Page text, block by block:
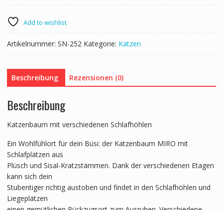
blau
Menge
Add to wishlist
Artikelnummer: SN-252 Kategorie: Katzen
Beschreibung Rezensionen (0)
Beschreibung
Katzenbaum mit verschiedenen Schlafhöhlen
Ein Wohlfühlort für dein Büsi: der Katzenbaum MIRO mit
Schlafplätzen aus
Plüsch und Sisal-Kratzstämmen. Dank der verschiedenen Etagen
kann sich dein
Stubentiger richtig austoben und findet in den Schlafhöhlen und
Liegeplätzen